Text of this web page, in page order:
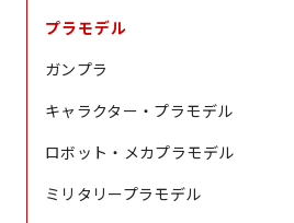
プラモデル
ガンプラ
キャラクター・プラモデル
ロボット・メカプラモデル
ミリタリープラモデル